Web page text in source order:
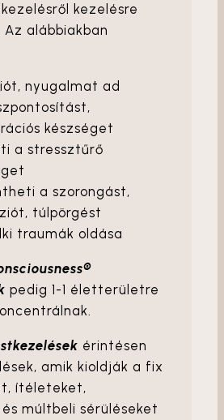
kezelésre
Az alábbiakban
nyugalmat ad
készséget
a stressztűrő
a szorongást,
túlpörgést
traumák oldása
pedig 1-1 életterületre
érintésen
amik kioldják a fix
ítéleteket,
múltbeli sérüléseket